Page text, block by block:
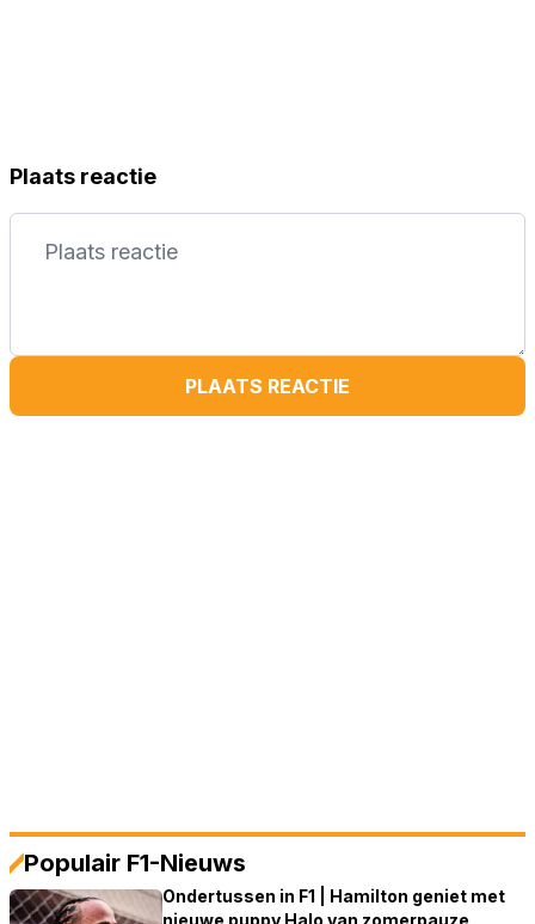
Plaats reactie
PLAATS REACTIE
Populair F1-Nieuws
Ondertussen in F1 | Hamilton geniet met
nieuwe puppy Halo van zomerpauze